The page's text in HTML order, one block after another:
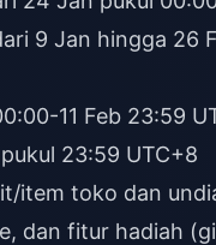
9 Jan hingga 26
11 Feb 23:59
23:59 UTC+8
item toko dan
dan fitur hadiah